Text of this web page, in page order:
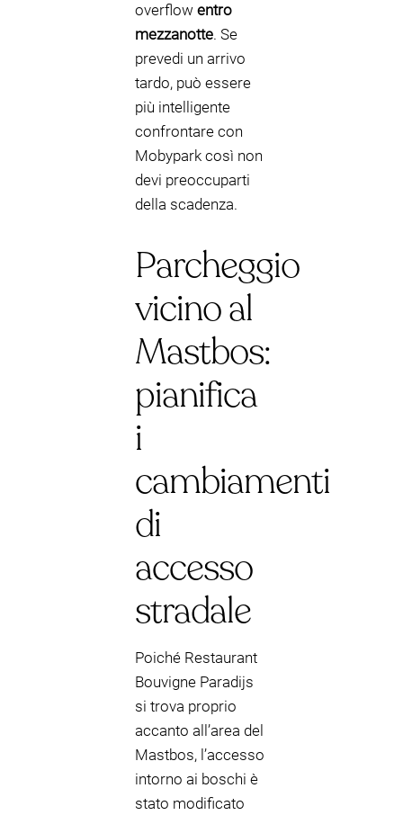
overflow entro
mezzanotte. Se
prevedi un arrivo
tardo, può essere
più intelligente
confrontare con
Mobypark così non
devi preoccuparti
della scadenza.
Parcheggio
vicino al
Mastbos:
pianifica
i
cambiamenti
di
accesso
stradale
Poiché Restaurant
Bouvigne Paradijs
si trova proprio
accanto all’area del
Mastbos, l’accesso
intorno ai boschi è
stato modificato